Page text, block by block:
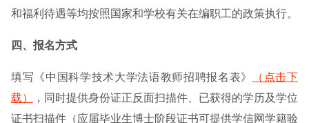
和福利待遇等均按照国家和学校有关在编职工的政策执行。
四、报名方式
填写《中国科学技术大学法语教师招聘报名表》
（点击下
载）
，同时提供身份证正反面扫描件、已获得的学历及学位
证书扫描件（应届毕业生博士阶段证书可提供学信网学籍验